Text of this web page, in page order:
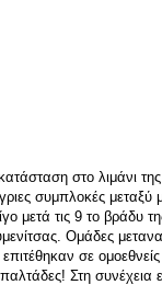
στο λιμάνι
συμπλοκές μεταξύ
μετά τις 9 το βράδυ
Ομάδες
σε
Στη συνέχεια